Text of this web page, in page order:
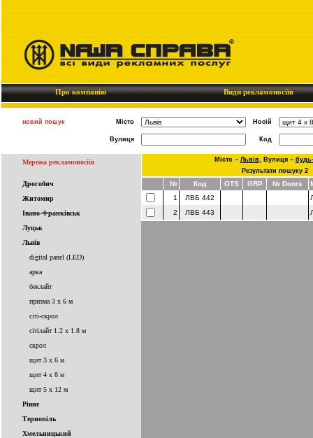
Про компанію Види рекламоносіїв
новий пошук Місто Носій
Вулиця Код
Мережа рекламоносіїв
Дрогобич
Житомир
Івано-Франківськ
Луцьк
Львів
digital panel (LED)
арка
беклайт
призма 3 x 6 м
сіті-скрол
сітілайт 1.2 x 1.8 м
скрол
щит 3 x 6 м
щит 4 x 8 м
щит 5 x 12 м
Рівне
Тернопіль
Хмельницький
Місто – Львів, Вулиця –
Результати пошуку 2
№ Код OTS GRP № Doors
1
ЛВБ 442
2
ЛВБ 443